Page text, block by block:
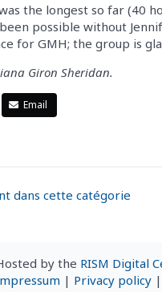
the longest so far (40
possible without
for GMH; the group is
Giron Sheridan.
Email
dans cette catégorie
by the RISM Digital
| Privacy policy |